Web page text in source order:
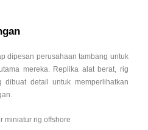
dipesan perusahaan tambang untuk
mereka. Replika alat berat, rig
detail untuk memperlihatkan